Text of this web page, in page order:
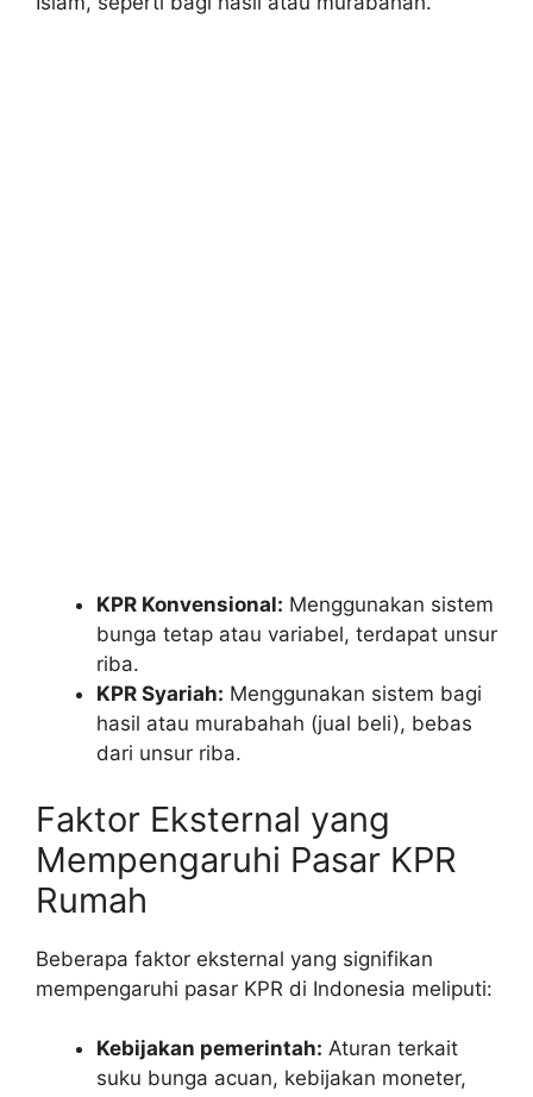
KPR Konvensional: Menggunakan sistem
bunga tetap atau variabel, terdapat unsur
riba.
KPR Syariah: Menggunakan sistem bagi
hasil atau murabahah (jual beli), bebas
dari unsur riba.
Faktor Eksternal yang
Mempengaruhi Pasar KPR
Rumah
Beberapa faktor eksternal yang signifikan
mempengaruhi pasar KPR di Indonesia meliputi:
Kebijakan pemerintah: Aturan terkait
suku bunga acuan, kebijakan moneter,